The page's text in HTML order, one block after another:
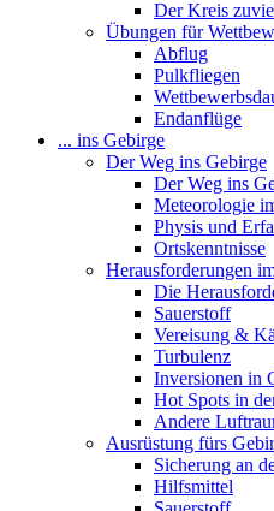
Der Kreis
Übungen für
Abflug
Pulkfliegen
Endanflüge
... ins Gebirge
Der Weg ins Gebirge
Der Weg ins
Meteorologie
Physis und
Ortskenntnisse
Herausforderungen
Die
Sauerstoff
Vereisung &
Turbulenz
Inversionen in
Hot Spots in
Andere
Ausrüstung fürs
Sicherung an
Hilfsmittel